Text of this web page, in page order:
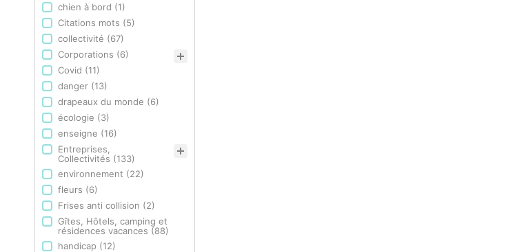
chien à bord (1)
Citations mots (5)
collectivité (67)
Corporations (6)
Covid (11)
danger (13)
drapeaux du monde (6)
écologie (3)
enseigne (16)
Entreprises,
Collectivités (133)
environnement (22)
fleurs (6)
Frises anti collision (2)
Gîtes, Hôtels, camping et
résidences vacances (88)
handicap (12)